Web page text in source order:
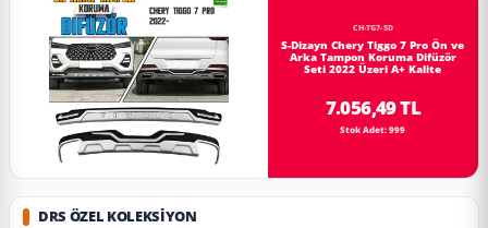
CH-TG7-SD
S-Dizayn Chery Tiggo 7 Pro Ön ve
Arka Tampon Koruma Difüzör
Seti 2022 Üzeri A+ Kalite
7.056,49 TL
Stok Adet: 999
DRS ÖZEL KOLEKSIYON